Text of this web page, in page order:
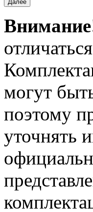
могут
поэтому
уточнять